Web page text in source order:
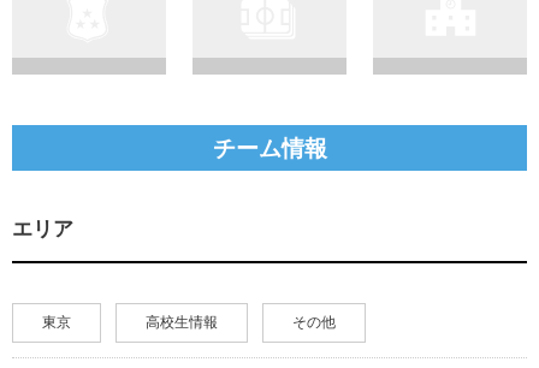
チーム情報
エリア
東京 高校生情報 その他